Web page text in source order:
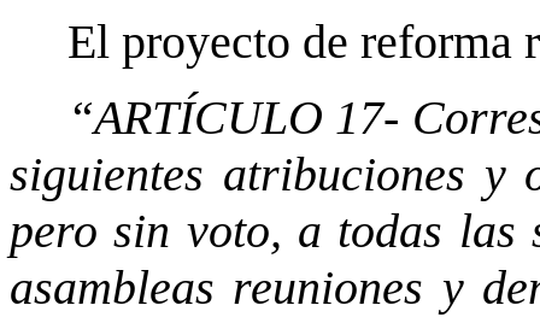
El proyecto de reforma
“ARTÍCULO 17-
siguientes atribuciones y
pero sin voto, a todas las
asambleas reuniones y